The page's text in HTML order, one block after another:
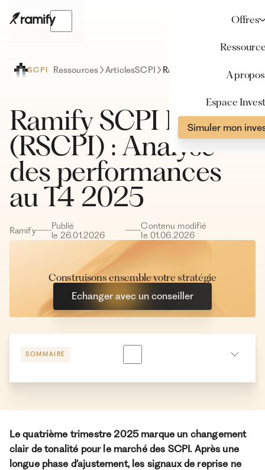
Offres
A propos
Espace
Simuler mon
SCPI Ressources ArticlesSCPI
Ramify SCPI Index
(RSCPI) : Analyse
des performances
au T4 2025
Ramify
Publié
le26.01.2026
Contenu modifié
le 01.06.2026
Construisons ensemble votre stratégie
Echanger avec un conseiller
SOMMAIRE
‍Des performances encore dominées par les SCPI
Normalisation macroéconomique et regain de lisibilité
du marché immobilier en fin d’année
Le quatrième trimestre 2025 marque un changement
clair de tonalité pour le marché des SCPI. Après une
longue phase d’ajustement, les signaux de reprise ne